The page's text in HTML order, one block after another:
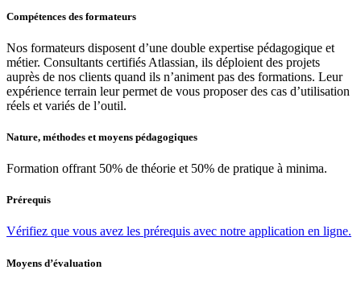
Compétences des formateurs
Nos formateurs disposent d’une double expertise pédagogique et
métier. Consultants certifiés Atlassian, ils déploient des projets
auprès de nos clients quand ils n’animent pas des formations. Leur
expérience terrain leur permet de vous proposer des cas d’utilisation
réels et variés de l’outil.
Nature, méthodes et moyens pédagogiques
Formation offrant 50% de théorie et 50% de pratique à minima.
Prérequis
Vérifiez que vous avez les prérequis avec notre application en ligne.
Moyens d’évaluation